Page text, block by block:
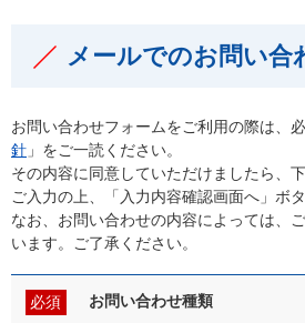
メールでのお問い合
お問い合わせフォームをご利用の際は、
針 」をご一読ください。
その内容に同意していただけましたら、
ご入力の上、「入力内容確認画面へ」ボ
なお、お問い合わせの内容によっては、
います。ご了承ください。
必須 お問い合わせ種類